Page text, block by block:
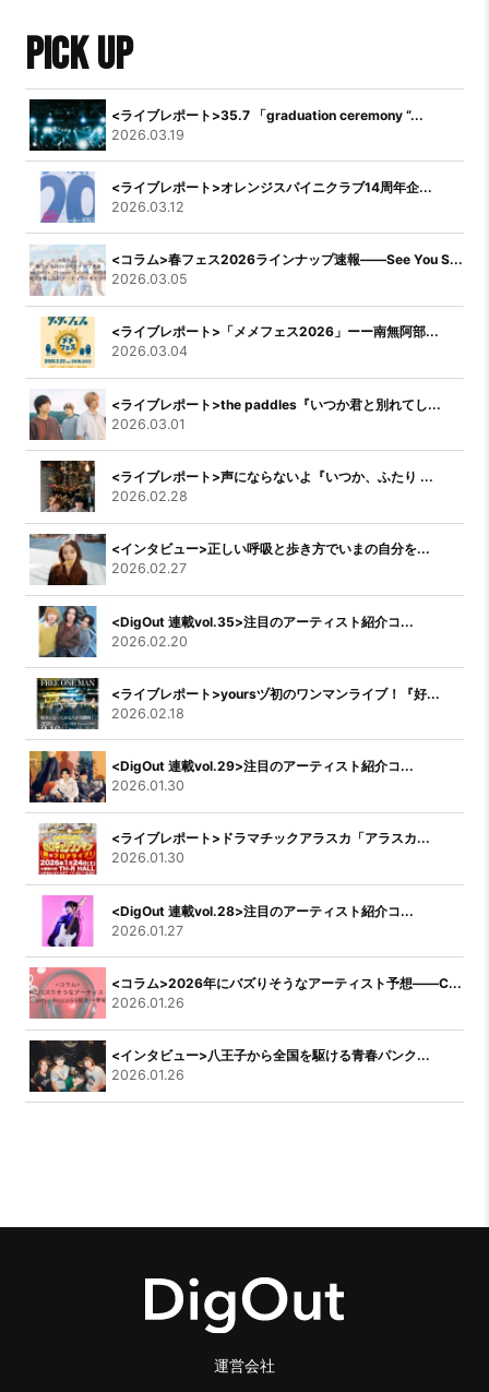
PICK UP
<ライブレポート>35.7 「graduation ceremony “...
2026.03.19
<ライブレポート>オレンジスパイニクラブ14周年企...
2026.03.12
<コラム>春フェス2026ラインナップ速報――See You S...
2026.03.05
<ライブレポート>「メメフェス2026」ーー南無阿部...
2026.03.04
<ライブレポート>the paddles『いつか君と別れてし...
2026.03.01
<ライブレポート>声にならないよ『いつか、ふたり ...
2026.02.28
<インタビュー>正しい呼吸と歩き方でいまの自分を...
2026.02.27
<DigOut 連載vol.35>注目のアーティスト紹介コ...
2026.02.20
<ライブレポート>yoursヅ初のワンマンライブ！『好...
2026.02.18
<DigOut 連載vol.29>注目のアーティスト紹介コ...
2026.01.30
<ライブレポート>ドラマチックアラスカ「アラスカ...
2026.01.30
<DigOut 連載vol.28>注目のアーティスト紹介コ...
2026.01.27
<コラム>2026年にバズりそうなアーティスト予想――C...
2026.01.26
<インタビュー>八王子から全国を駆ける青春パンク...
2026.01.26
運営会社